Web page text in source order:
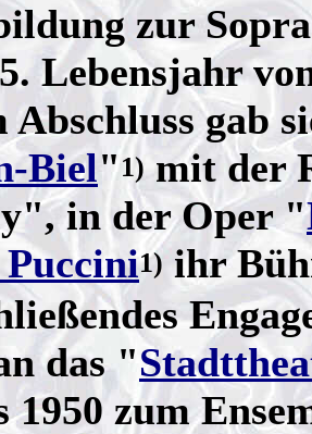
zur
Lebensjahr
Abschluss gab
Biel"1)mit der
in der Oper "
1) ihr
das "
1950 zum